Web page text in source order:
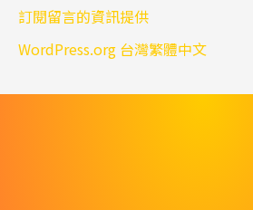
訂閱留言的資訊提供
WordPress.org 台灣繁體中文